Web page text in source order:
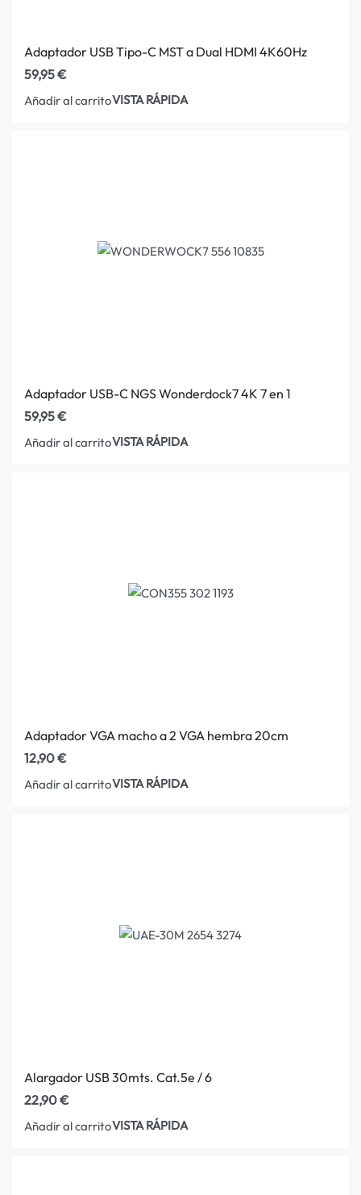
Adaptador USB Tipo-C MST a Dual HDMI 4K60Hz
59,95€
Añadir al carritoVISTA RÁPIDA
Adaptador USB-C NGS Wonderdock7 4K 7 en 1
59,95€
Añadir al carritoVISTA RÁPIDA
Adaptador VGA macho a 2 VGA hembra 20cm
12,90€
Añadir al carritoVISTA RÁPIDA
Alargador USB 30mts. Cat.5e / 6
22,90€
Añadir al carritoVISTA RÁPIDA